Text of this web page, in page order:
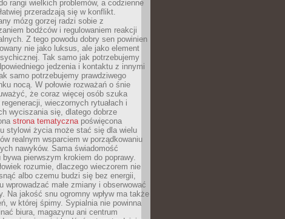
rangi wielkich problemów, a codzienne
przeradzają się w konflikt.
mózg gorzej radzi sobie z
bodźców i regulowaniem reakcji
Z tego powodu dobry sen powinien
nie jako luksus, ale jako element
Tak samo jak potrzebujemy
jedzenia i kontaktu z innymi
samo potrzebujemy prawdziwego
nocą. W połowie rozważań o śnie
że coraz więcej osób szuka
wieczornych rytuałach i
wyciszania się, dlatego dobrze
strona tematycznapoświęcona
stylowi życia może stać się dla wielu
realnym wsparciem w porządkowaniu
nawyków. Sama świadomość
bywa pierwszym krokiem do poprawy.
rozumie, dlaczego wieczorem nie
albo czemu budzi się bez energii,
wprowadzać małe zmiany i obserwować
Na jakość snu ogromny wpływ ma także
w której śpimy. Sypialnia nie powinna
biura, magazynu ani centrum